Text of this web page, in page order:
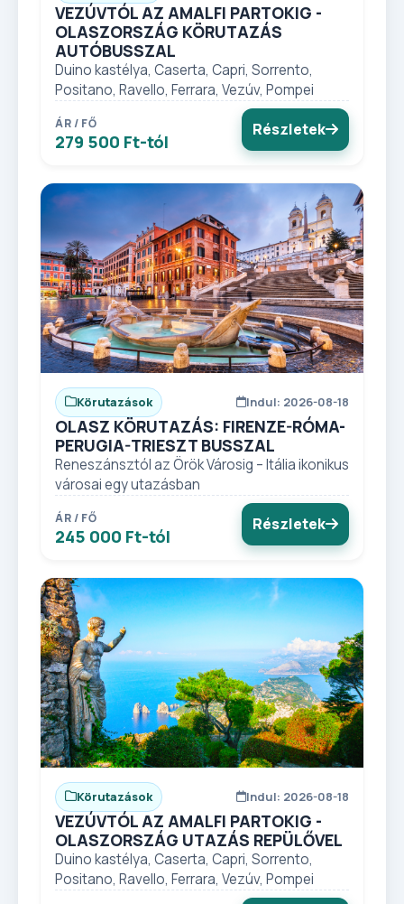
VEZÚVTÓL AZ AMALFI PARTOKIG -
OLASZORSZÁG KÖRUTAZÁS
AUTÓBUSSZAL
Duino kastélya, Caserta, Capri, Sorrento,
Positano, Ravello, Ferrara, Vezúv, Pompei
ÁR / FŐ
279 500 Ft-tól
Részletek
Körutazások Indul: 2026-08-18
OLASZ KÖRUTAZÁS: FIRENZE-RÓMA-
PERUGIA-TRIESZT BUSSZAL
Reneszánsztól az Örök Városig – Itália ikonikus
városai egy utazásban
ÁR / FŐ
245 000 Ft-tól
Részletek
Körutazások Indul: 2026-08-18
VEZÚVTÓL AZ AMALFI PARTOKIG -
OLASZORSZÁG UTAZÁS REPÜLŐVEL
Duino kastélya, Caserta, Capri, Sorrento,
Positano, Ravello, Ferrara, Vezúv, Pompei